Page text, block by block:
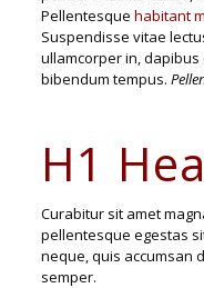
Pellentesque habitant
Suspendisse vitae
ullamcorper in,
bibendum tempus.
H1
Curabitur sit amet
pellentesque egestas
neque, quis accumsan
semper.